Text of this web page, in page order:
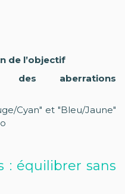
de l’objectif
des aberrations
Cyan" et "Bleu/Jaune"
: équilibrer sans